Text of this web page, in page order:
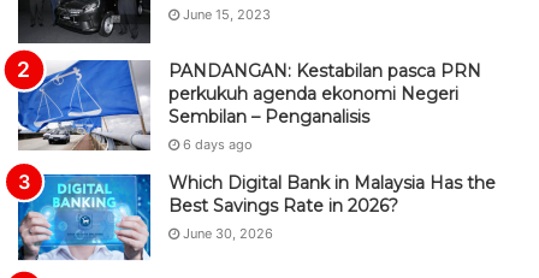
June 15, 2023
PANDANGAN: Kestabilan pasca PRN
perkukuh agenda ekonomi Negeri
Sembilan – Penganalisis
6 days ago
Which Digital Bank in Malaysia Has the
Best Savings Rate in 2026?
June 30, 2026